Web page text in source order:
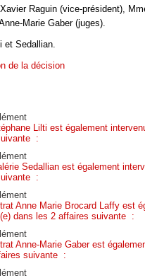
Raguin (vice-président),
Marie Gaber (juges).
et Sedallian.
de la décision
Lilti est également
:
Sedallian est également
:
Anne Marie Brocard Laffy est
dans les 2 affaires suivante :
Anne-Marie Gaber est
suivante :